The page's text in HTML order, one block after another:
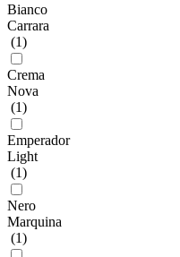
Bianco
Carrara
(1)
Crema
Nova
(1)
Emperador
Light
(1)
Nero
Marquina
(1)